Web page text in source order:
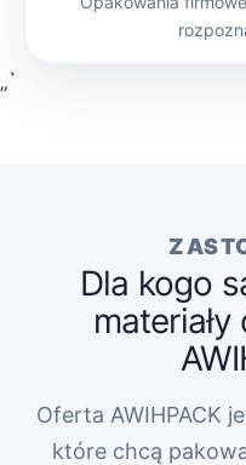
„`
Dla kogo
Oferta AWIHPACK
które chcą